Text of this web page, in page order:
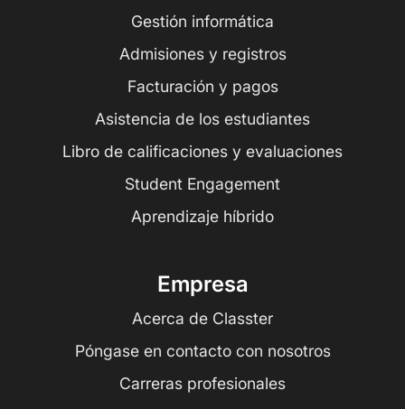
Gestión informática
Admisiones y registros
Facturación y pagos
Asistencia de los estudiantes
Libro de calificaciones y evaluaciones
Student Engagement
Aprendizaje híbrido
Empresa
Acerca de Classter
Póngase en contacto con nosotros
Carreras profesionales